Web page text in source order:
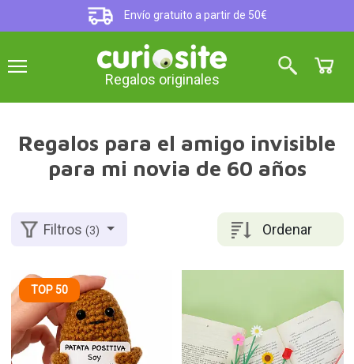
Envío gratuito a partir de 50€
Regalos originales
Regalos para el amigo invisible
para mi novia de 60 años
Ordenar
Filtros(3)
TOP 50